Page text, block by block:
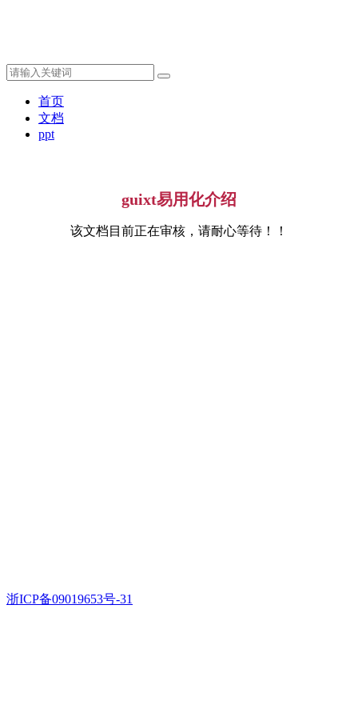
首页
文档
ppt
guixt易用化介绍
该文档目前正在审核，请耐心等待！！
浙ICP备09019653号-31